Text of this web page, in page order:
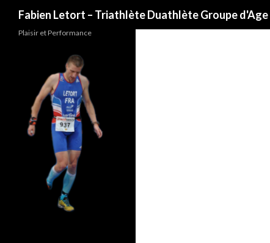
Fabien Letort – Triathlète Duathlète Groupe d'Age
Plaisir et Performance